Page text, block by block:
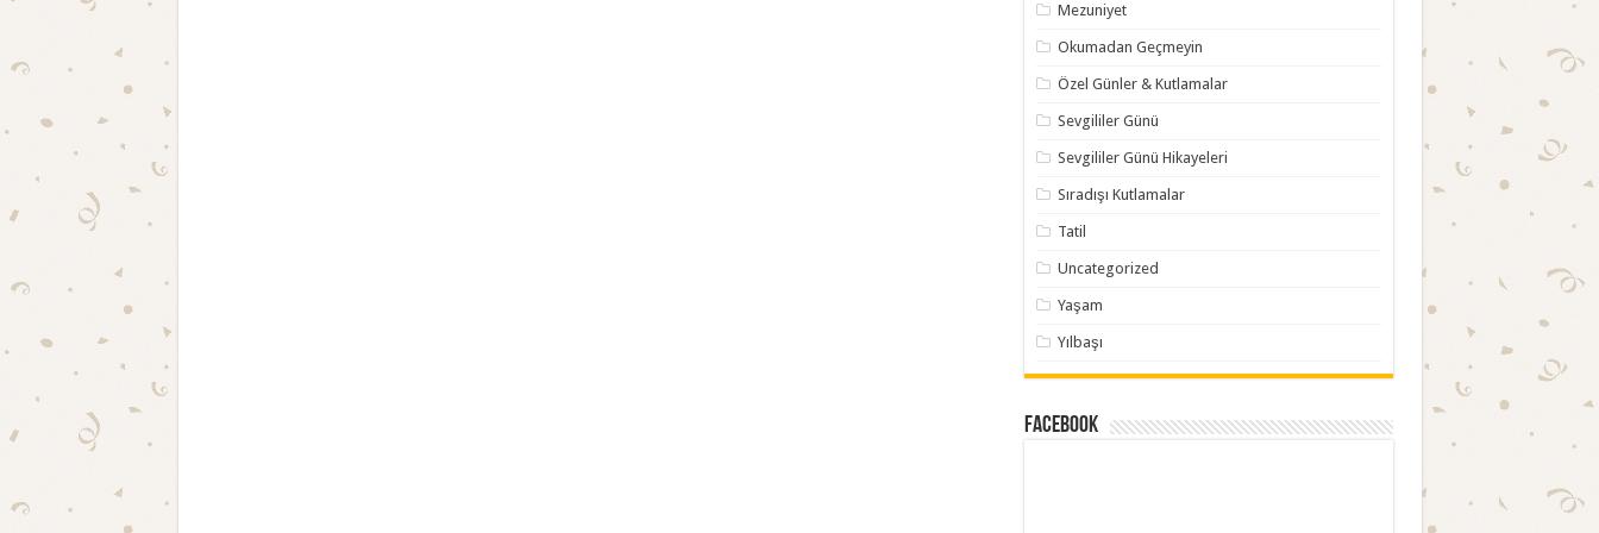
Mezuniyet
Okumadan Geçmeyin
Özel Günler & Kutlamalar
Sevgililer Günü
Sevgililer Günü Hikayeleri
Sıradışı Kutlamalar
Tatil
Uncategorized
Yaşam
Yılbaşı
Facebook